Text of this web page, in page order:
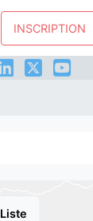
INSCRIPTION
Liste